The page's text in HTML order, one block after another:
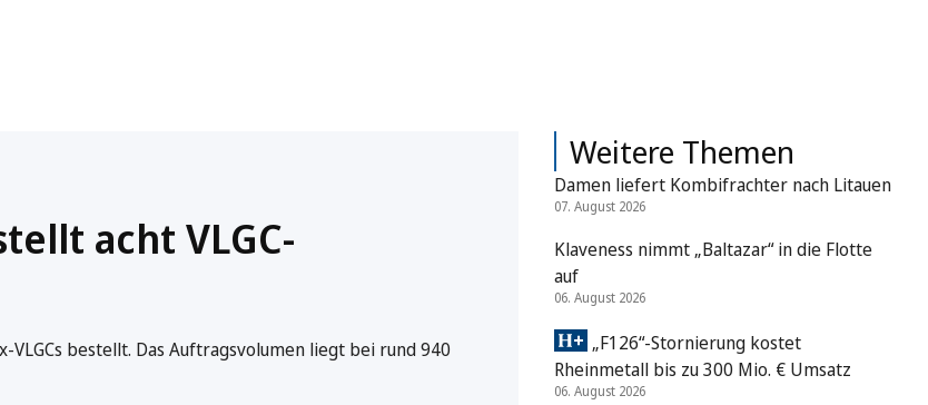
acht VLGC-
VLGCs bestellt. Das Auftragsvolumen liegt bei rund 940
Weitere Themen
Damen liefert Kombifrachter nach Litauen
07. August 2026
Klaveness nimmt „Baltazar“ in die Flotte
auf
06. August 2026
„F126“-Stornierung kostet
Rheinmetall bis zu 300 Mio. € Umsatz
06. August 2026